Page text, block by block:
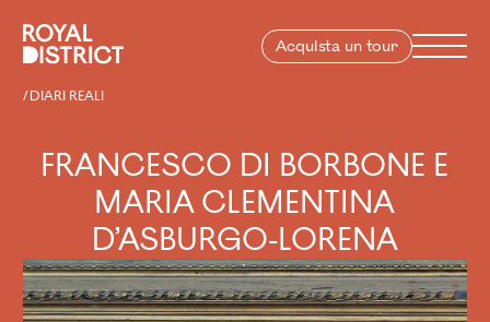
Royal District
Acquista un tour Menu
DIARI REALI
FRANCESCO DI BORBONE E
MARIA CLEMENTINA
D’ASBURGO-LORENA